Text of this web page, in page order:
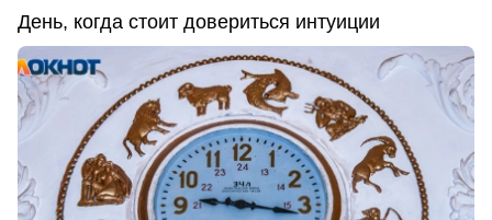
День, когда стоит довериться интуиции